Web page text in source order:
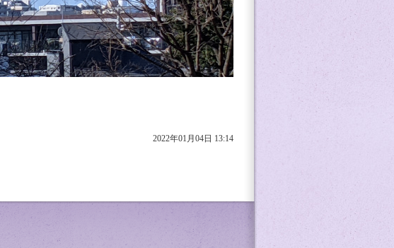
2022年01月04日 13:14